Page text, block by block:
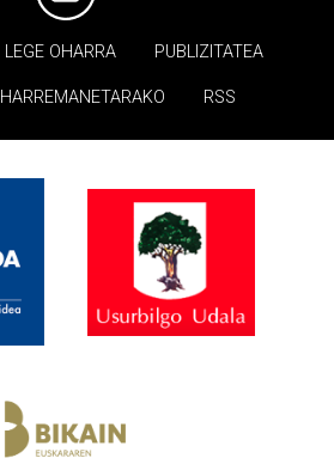
LEGE OHARRA PUBLIZITATEA
HARREMANETARAKO RSS